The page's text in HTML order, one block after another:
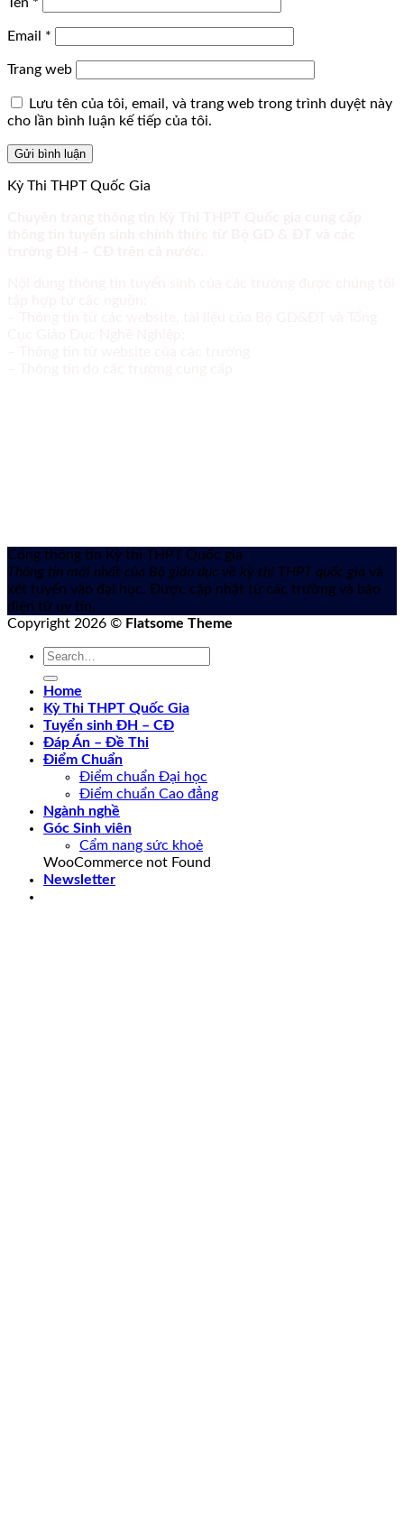
Email *
Trang web
Lưu tên của tôi, email, và trang web trong trình duyệt này
cho lần bình luận kế tiếp của tôi.
Kỳ Thi THPT Quốc Gia
Cổng thông tin Kỳ thi THPT Quốc gia
Thông tin mới nhất của Bộ giáo dục về kỳ thi THPT quốc gia và
xét tuyển vào đại học. Được cập nhật từ các trường và báo
điện tử uy tín.
Copyright 2026 © Flatsome Theme
Home
Kỳ Thi THPT Quốc Gia
Tuyển sinh ĐH – CĐ
Đáp Án – Đề Thi
Điểm Chuẩn
Điểm chuẩn Đại học
Điểm chuẩn Cao đẳng
Ngành nghề
Góc Sinh viên
Cẩm nang sức khoẻ
WooCommerce not Found
Newsletter